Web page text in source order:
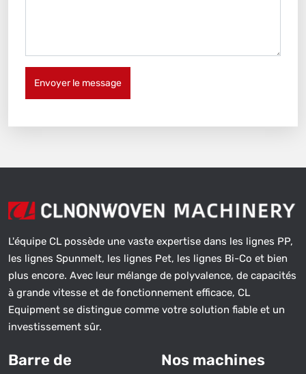
Envoyer le message
L'équipe CL possède une vaste expertise dans les lignes PP,
les lignes Spunmelt, les lignes Pet, les lignes Bi-Co et bien
plus encore. Avec leur mélange de polyvalence, de capacités
à grande vitesse et de fonctionnement efficace, CL
Equipment se distingue comme votre solution fiable et un
investissement sûr.
Barre de
Nos machines